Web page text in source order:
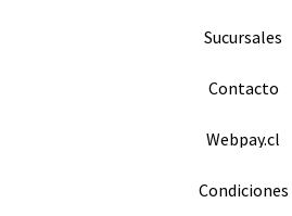
Sucursales
Contacto
Webpay.cl
Condiciones